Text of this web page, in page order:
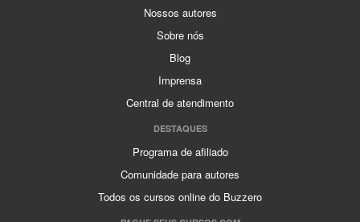
Nossos autores
Sobre nós
Blog
Imprensa
Central de atendimento
DESTAQUES
Programa de afiliado
Comunidade para autores
Todos os cursos online do Buzzero